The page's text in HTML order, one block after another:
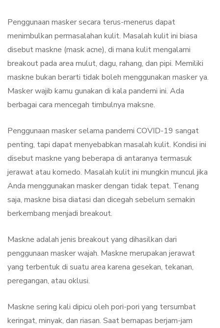
Penggunaan masker secara terus-menerus dapat
menimbulkan permasalahan kulit. Masalah kulit ini biasa
disebut maskne (mask acne), di mana kulit mengalami
breakout pada area mulut, dagu, rahang, dan pipi. Memiliki
maskne bukan berarti tidak boleh menggunakan masker ya.
Masker wajib kamu gunakan di kala pandemi ini. Ada
berbagai cara mencegah timbulnya maksne.
Penggunaan masker selama pandemi COVID-19 sangat
penting, tapi dapat menyebabkan masalah kulit. Kondisi ini
disebut maskne yang beberapa di antaranya termasuk
jerawat atau komedo. Masalah kulit ini mungkin muncul jika
Anda menggunakan masker dengan tidak tepat. Tenang
saja, maskne bisa diatasi dan dicegah sebelum semakin
berkembang menjadi breakout.
Maskne adalah jenis breakout yang dihasilkan dari
penggunaan masker wajah. Maskne merupakan jerawat
yang terbentuk di suatu area karena gesekan, tekanan,
peregangan, atau oklusi.
Maskne sering kali dipicu oleh pori-pori yang tersumbat
keringat, minyak, dan riasan. Saat bernapas berjam-jam